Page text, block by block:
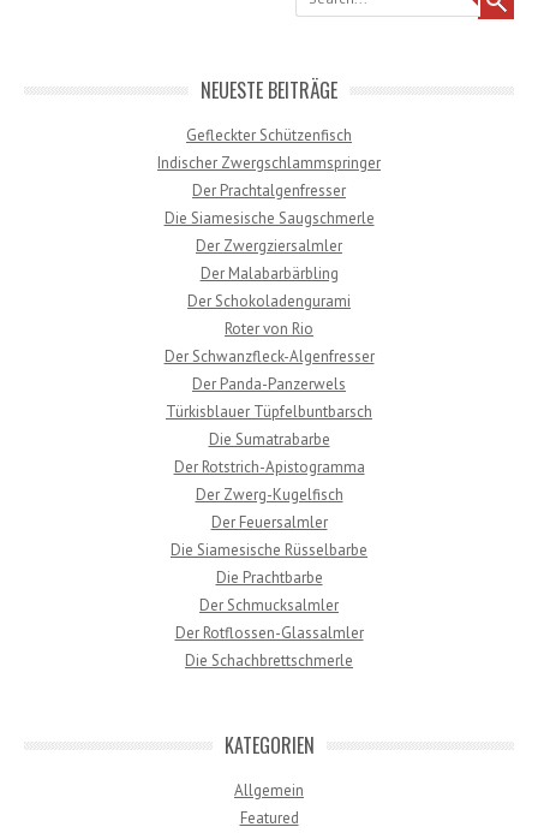
NEUESTE BEITRÄGE
Gefleckter Schützenfisch
Indischer Zwergschlammspringer
Der Prachtalgenfresser
Die Siamesische Saugschmerle
Der Zwergziersalmler
Der Malabarbärbling
Der Schokoladengurami
Roter von Rio
Der Schwanzfleck-Algenfresser
Der Panda-Panzerwels
Türkisblauer Tüpfelbuntbarsch
Die Sumatrabarbe
Der Rotstrich-Apistogramma
Der Zwerg-Kugelfisch
Der Feuersalmler
Die Siamesische Rüsselbarbe
Die Prachtbarbe
Der Schmucksalmler
Der Rotflossen-Glassalmler
Die Schachbrettschmerle
KATEGORIEN
Allgemein
Featured